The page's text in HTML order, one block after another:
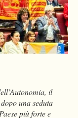
il
una seduta
più forte e